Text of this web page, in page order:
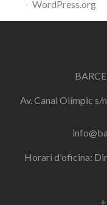
WordPress.org
Av. Canal Olímpic
Horari d'oficina: